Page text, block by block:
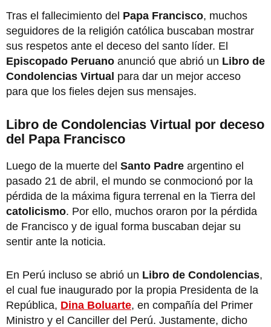
Tras el fallecimiento del Papa Francisco, muchos
seguidores de la religión católica buscaban mostrar
sus respetos ante el deceso del santo líder. El
Episcopado Peruano anunció que abrió un Libro de
Condolencias Virtual para dar un mejor acceso
para que los fieles dejen sus mensajes.
Libro de Condolencias Virtual por deceso
del Papa Francisco
Luego de la muerte del Santo Padre argentino el
pasado 21 de abril, el mundo se conmocionó por la
pérdida de la máxima figura terrenal en la Tierra del
catolicismo. Por ello, muchos oraron por la pérdida
de Francisco y de igual forma buscaban dejar su
sentir ante la noticia.
En Perú incluso se abrió un Libro de Condolencias,
el cual fue inaugurado por la propia Presidenta de la
República, Dina Boluarte, en compañía del Primer
Ministro y el Canciller del Perú. Justamente, dicho